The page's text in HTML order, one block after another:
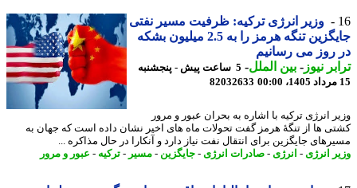
وزیر انرژی ترکیه: ظرفیت مسیر نفتی
جایگزین تنگه هرمز را به 2.5 میلیون بشکه
روز می رسانیم
نیوز-بین الملل- 5 ساعت پیش - پنجشنبه
82032633
انرژی ترکیه با اشاره به بحران عبور و مرور
ها از تنگهٔ هرمز گفت تحولات ماه های اخیر نشان داده است که جهان به
جایگزین برای انتقال نفت نیاز دارد و آنکارا در حال مذاکره ...
انرژی-انرژی-صادرات انرژی-جایگزین- مسیر-ترکیه-عبور و مرور